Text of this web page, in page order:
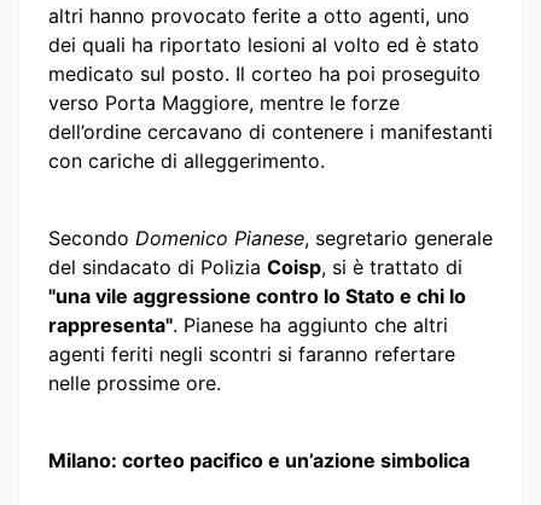
altri hanno provocato ferite a otto agenti, uno
dei quali ha riportato lesioni al volto ed è stato
medicato sul posto. Il corteo ha poi proseguito
verso Porta Maggiore, mentre le forze
dell’ordine cercavano di contenere i manifestanti
con cariche di alleggerimento.
Secondo Domenico Pianese, segretario generale
del sindacato di Polizia Coisp, si è trattato di
"una vile aggressione contro lo Stato e chi lo
rappresenta". Pianese ha aggiunto che altri
agenti feriti negli scontri si faranno refertare
nelle prossime ore.
Milano: corteo pacifico e un’azione simbolica